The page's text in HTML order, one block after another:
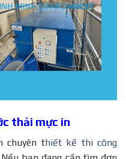
thải mực in
chuyên thiết kế thi công